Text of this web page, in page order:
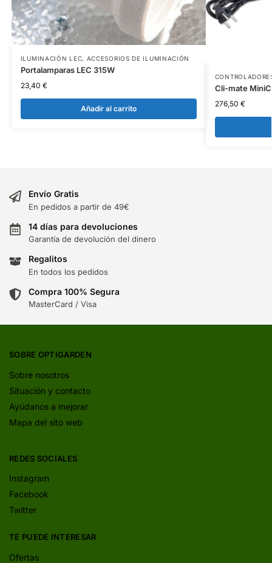
ILUMINACIÓN LEC, ACCESORIOS DE ILUMINACIÓN
Portalamparas LEC 315W
23,40 €
Añadir al carrito
Cli-mate
276,50 €
Envío Gratis
En pedidos a partir de 49€
14 días para devoluciones
Garantía de devolución del dinero
Regalitos
En todos los pedidos
Compra 100% Segura
MasterCard / Visa
SOBRE OPTIGARDEN
Sobre nosotros
Situación y contacto
Ayúdanos a mejorar
Mapa del sito web
REDES SOCIALES
Instagram
Facebook
Twitter
TE PUEDE INTERESAR
Ofertas